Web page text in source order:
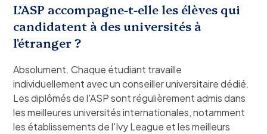
L’ASP accompagne-t-elle les élèves qui
candidatent à des universités à
l'étranger ?
Absolument. Chaque étudiant travaille
individuellement avec un conseiller universitaire dédié.
Les diplômés de l'ASP sont régulièrement admis dans
les meilleures universités internationales, notamment
les établissements de l'Ivy League et les meilleurs